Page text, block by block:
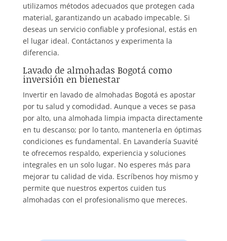
utilizamos métodos adecuados que protegen cada
material, garantizando un acabado impecable. Si
deseas un servicio confiable y profesional, estás en
el lugar ideal. Contáctanos y experimenta la
diferencia.
Lavado de almohadas Bogotá como
inversión en bienestar
Invertir en lavado de almohadas Bogotá es apostar
por tu salud y comodidad. Aunque a veces se pasa
por alto, una almohada limpia impacta directamente
en tu descanso; por lo tanto, mantenerla en óptimas
condiciones es fundamental. En Lavandería Suavité
te ofrecemos respaldo, experiencia y soluciones
integrales en un solo lugar. No esperes más para
mejorar tu calidad de vida. Escríbenos hoy mismo y
permite que nuestros expertos cuiden tus
almohadas con el profesionalismo que mereces.